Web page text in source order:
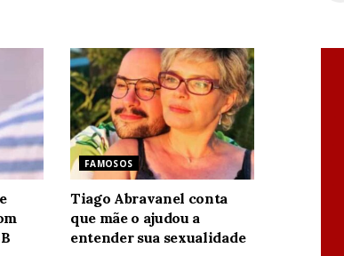
FAMOSOS
Tiago Abravanel conta
que mãe o ajudou a
entender sua sexualidade